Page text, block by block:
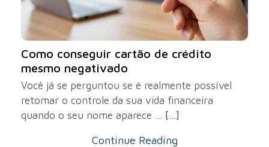
Como conseguir cartão de crédito
mesmo negativado
Você já se perguntou se é realmente possível
retomar o controle da sua vida financeira
quando o seu nome aparece ... [...]
Continue Reading